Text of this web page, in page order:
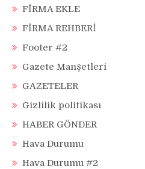
FİRMA EKLE
FİRMA REHBERİ
Footer #2
Gazete Manşetleri
GAZETELER
Gizlilik politikası
HABER GÖNDER
Hava Durumu
Hava Durumu #2